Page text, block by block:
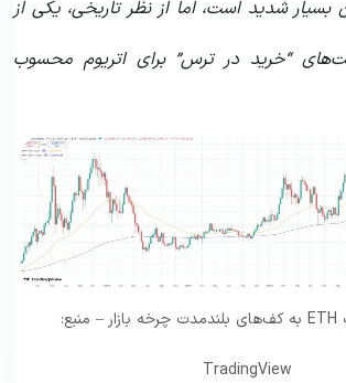
بسیار شدید است، اما از نظر تاریخی، یکی از
“خرید در ترس” برای اتریوم محسوب
بازگشت قیمت ETH به کف‌های بلندمدت چرخه بازار – منبع:
TradingView